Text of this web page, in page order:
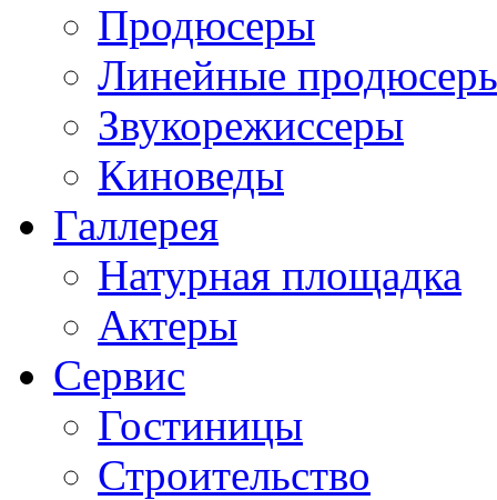
Продюсеры
Линейные
Звукорежиссеры
Киноведы
Галлерея
Натурная площадка
Актеры
Сервис
Гостиницы
Строительство